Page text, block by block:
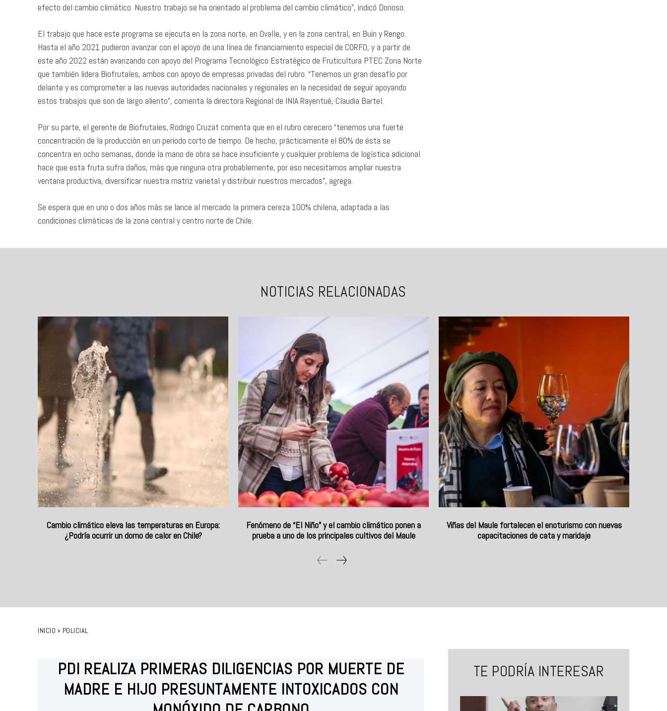
efecto del cambio climático. Nuestro trabajo se ha orientado al problema del cambio climático”, indicó Donoso.
El trabajo que hace este programa se ejecuta en la zona norte, en Ovalle, y en la zona central, en Buin y Rengo.
Hasta el año 2021 pudieron avanzar con el apoyo de una línea de financiamiento especial de CORFO, y a partir de
este año 2022 están avanzando con apoyo del Programa Tecnológico Estratégico de Fruticultura PTEC Zona Norte
que también lidera Biofrutales, ambos con apoyo de empresas privadas del rubro. “Tenemos un gran desafío por
delante y es comprometer a las nuevas autoridades nacionales y regionales en la necesidad de seguir apoyando
estos trabajos que son de largo aliento”, comenta la directora Regional de INIA Rayentué, Claudia Bartel.
Por su parte, el gerente de Biofrutales, Rodrigo Cruzat comenta que en el rubro cerecero “tenemos una fuerte
concentración de la producción en un periodo corto de tiempo. De hecho, prácticamente el 80% de ésta se
concentra en ocho semanas, donde la mano de obra se hace insuficiente y cualquier problema de logística adicional
hace que esta fruta sufra daños, más que ninguna otra probablemente, por eso necesitamos ampliar nuestra
ventana productiva, diversificar nuestra matriz varietal y distribuir nuestros mercados”, agrega.
Se espera que en uno o dos años más se lance al mercado la primera cereza 100% chilena, adaptada a las
condiciones climáticas de la zona central y centro norte de Chile.
NOTICIAS RELACIONADAS
Cambio climático eleva las temperaturas en Europa:
¿Podría ocurrir un domo de calor en Chile?
Fenómeno de “El Niño” y el cambio climático ponen a
prueba a uno de los principales cultivos del Maule
Viñas del Maule fortalecen el enoturismo con nuevas
capacitaciones de cata y maridaje